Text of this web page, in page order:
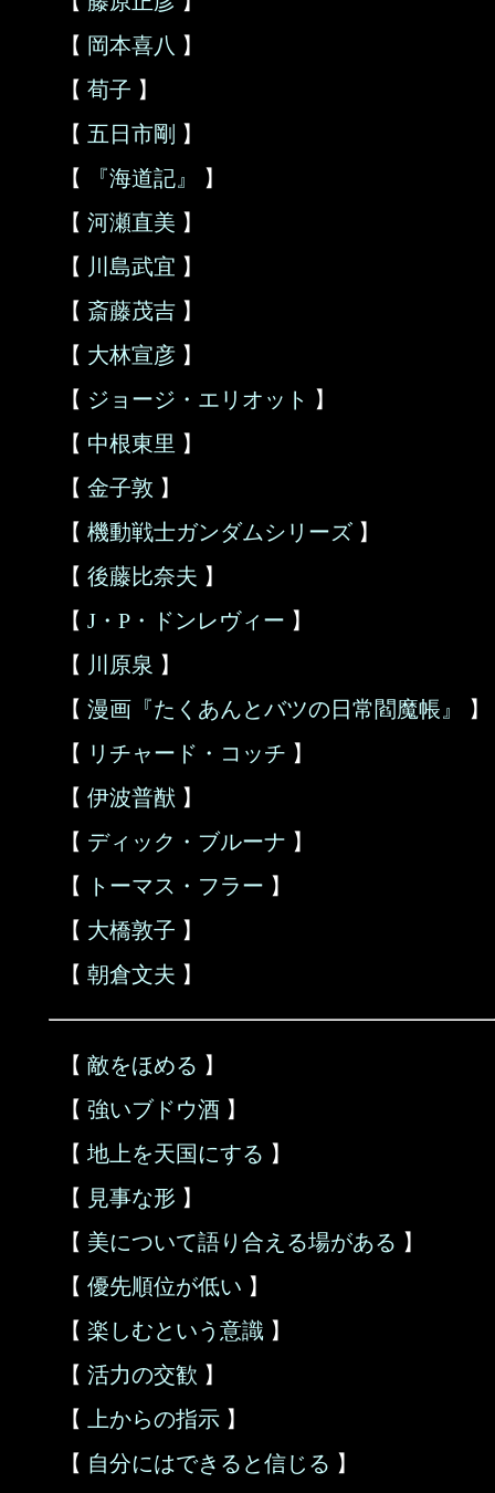
【 岡本喜八 】
【 荀子 】
【 五日市剛 】
【
『海道記』
】
【 河瀬直美 】
【 川島武宜 】
【 斎藤茂吉 】
【 大林宣彦 】
【 ジョージ・エリオット 】
【 中根東里 】
【 金子敦 】
【 機動戦士ガンダムシリーズ 】
【 後藤比奈夫 】
【 J・P・ドンレヴィー 】
【 川原泉 】
【 漫画『たくあんとバツの日常閻魔帳』
】
【 リチャード・コッチ 】
【 伊波普猷 】
【 ディック・ブルーナ 】
【
トーマス・フラー 】
【 大橋敦子 】
【 朝倉文夫 】
【 敵をほめる 】
【 強いブドウ酒 】
【 地上を天国にする 】
【 見事な形 】
【 美について語り合える場がある 】
【 優先順位が低い 】
【 楽しむという意識 】
【 活力の交歓 】
【
上からの指示 】
【 自分にはできると信じる 】